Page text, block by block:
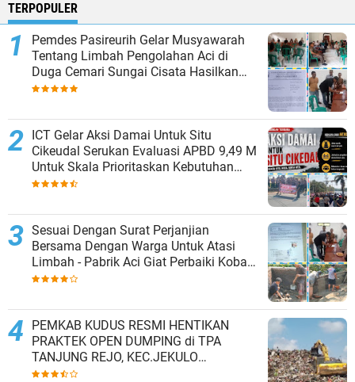
TERPOPULER
Pemdes Pasireurih Gelar Musyawarah
Tentang Limbah Pengolahan Aci di
Duga Cemari Sungai Cisata Hasilkan
Kesepakatan Tutup Sementara
ICT Gelar Aksi Damai Untuk Situ
Cikeudal Serukan Evaluasi APBD 9,49 M
Untuk Skala Prioritaskan Kebutuhan
Dasar Masyarakat Belum Saat nya
Sesuai Dengan Surat Perjanjian
Bersama Dengan Warga Untuk Atasi
Limbah - Pabrik Aci Giat Perbaiki Kobak
Penampungan Air
PEMKAB KUDUS RESMI HENTIKAN
PRAKTEK OPEN DUMPING di TPA
TANJUNG REJO, KEC.JEKULO
KAB.KUDUS,BERLAKUKAN SISTEM